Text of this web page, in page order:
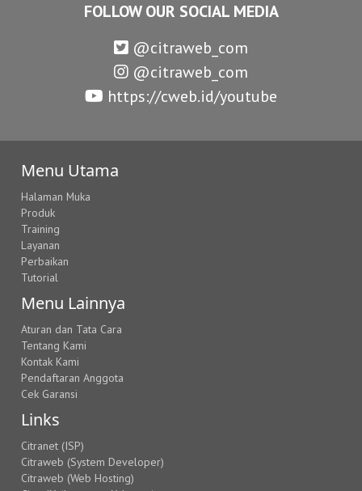
FOLLOW OUR SOCIAL MEDIA
@citraweb_com
@citraweb_com
https://cweb.id/youtube
Menu Utama
Halaman Muka
Produk
Training
Layanan
Perbaikan
Tutorial
Menu Lainnya
Aturan dan Tata Cara
Tentang Kami
Kontak Kami
Pendaftaran Anggota
Cek Garansi
Links
Citranet (ISP)
Citraweb (System Developer)
Citraweb (Web Hosting)